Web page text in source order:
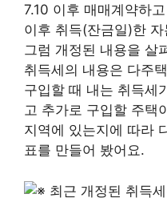
7.10 이후 매매계약하
이후 취득(잔금일)한
그럼 개정된 내용을 살
취득세의 내용은 다주
구입할 때 내는 취득세
고 추가로 구입할 주택
지역에 있는지에 따라
표를 만들어 봤어요.